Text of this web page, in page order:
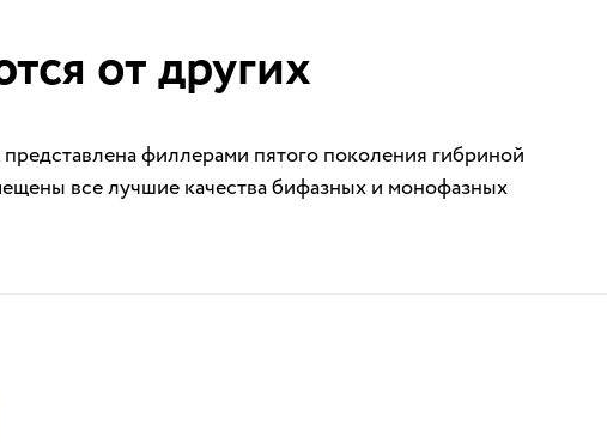
от других
филлерами пятого поколения гибриной
все лучшие качества бифазных и монофазных